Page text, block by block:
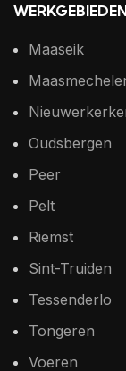
Maaseik
Oudsbergen
Peer
Pelt
Riemst
Sint-Truiden
Tessenderlo
Tongeren
Voeren